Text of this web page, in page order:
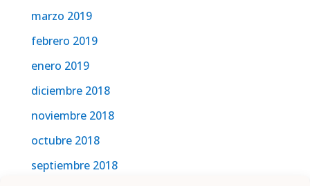
marzo 2019
febrero 2019
enero 2019
diciembre 2018
noviembre 2018
octubre 2018
septiembre 2018